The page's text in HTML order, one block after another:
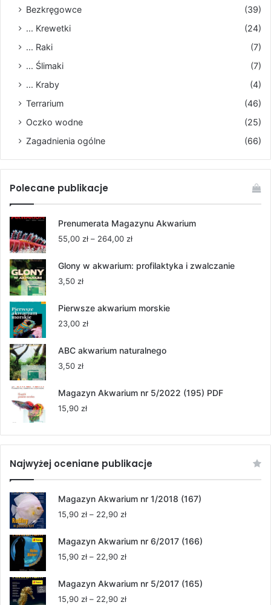
Bezkręgowce
(39)
... Krewetki
(24)
... Raki
(7)
... Ślimaki
(7)
... Kraby
(4)
Terrarium
(46)
Oczko wodne
(25)
Zagadnienia ogólne
(66)
Polecane publikacje
Prenumerata Magazynu Akwarium
55,00 zł – 264,00 złZakres
od
Glony w akwarium: profilaktyka i zwalczanie
3,50 zł
Pierwsze akwarium morskie
23,00 zł
ABC akwarium naturalnego
3,50 zł
Magazyn Akwarium nr 5/2022 (195) PDF
15,90 zł
Najwyżej oceniane publikacje
Magazyn Akwarium nr 1/2018 (167)
15,90 zł – 22,90 złZakres
od
Magazyn Akwarium nr 6/2017 (166)
15,90 zł – 22,90 złZakres
od
Magazyn Akwarium nr 5/2017 (165)
15,90 zł – 22,90 złZakres